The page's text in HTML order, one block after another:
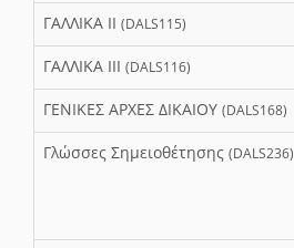
ΓΑΛΛΙΚΑ ΙΙ (DALS115)
ΓΑΛΛΙΚΑ ΙΙΙ (DALS116)
ΓΕΝΙΚΕΣ ΑΡΧΕΣ ΔΙΚΑΙΟΥ (DALS168)
Γλώσσες Σημειοθέτησης (DALS236)